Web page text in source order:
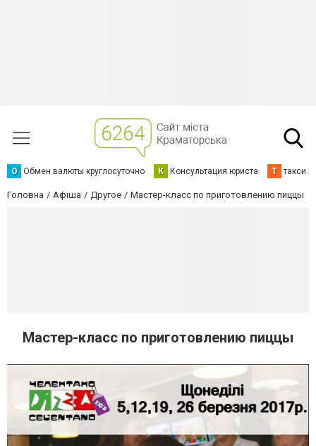
О Обмен валюты круглосуточно К Консультация юриста Т такси
Головна Афіша Другое Мастер-класс по приготовлению пиццы
Мастер-класс по приготовлению пиццы